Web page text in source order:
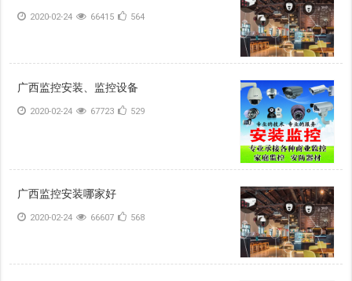
2020-02-24 66415 564
广西监控安装、监控设备
2020-02-24 67723 529
广西监控安装哪家好
2020-02-24 66607 568